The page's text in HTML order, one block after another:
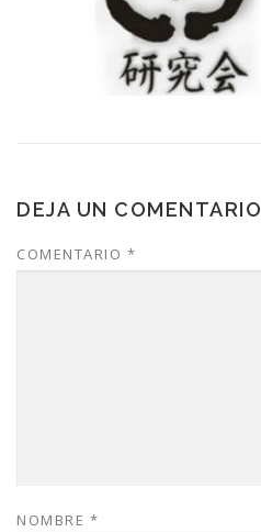
DEJA UN COMENTARIO
COMENTARIO *
NOMBRE *